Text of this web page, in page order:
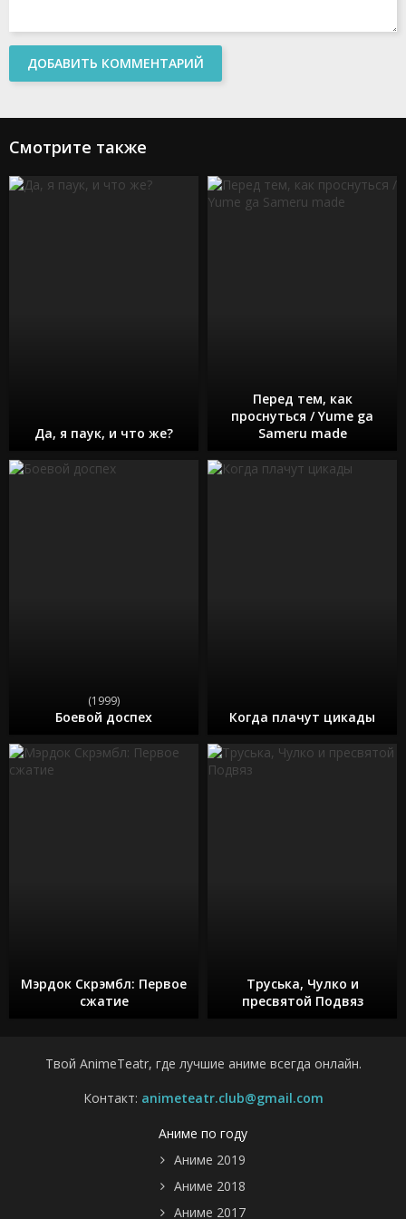
ДОБАВИТЬ КОММЕНТАРИЙ
Смотрите также
Да, я паук, и что же?
Перед тем, как
проснуться / Yume ga
Sameru made
(1999)
Боевой доспех Когда плачут цикады
Мэрдок Скрэмбл: Первое
сжатие
Труська, Чулко и
пресвятой Подвяз
Твой AnimeTeatr, где лучшие аниме всегда онлайн.
Контакт: animeteatr.club@gmail.com
Аниме по году
Аниме 2019
Аниме 2018
Аниме 2017